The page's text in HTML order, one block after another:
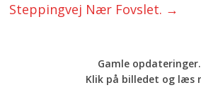
Steppingvej Nær Fovslet. →
Gamle
Klik på billedet og læs